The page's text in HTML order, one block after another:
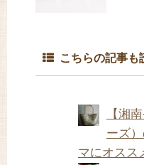
こちらの記事も
【湘
ーズ
マにオスス